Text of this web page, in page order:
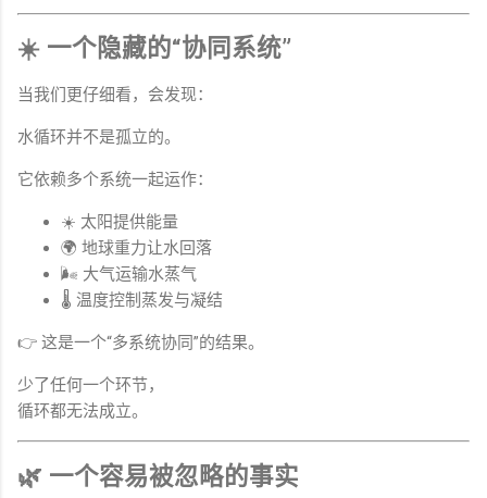
☀️ 一个隐藏的“协同系统”
当我们更仔细看，会发现：
水循环并不是孤立的。
它依赖多个系统一起运作：
☀️ 太阳提供能量
🌍 地球重力让水回落
🌬 大气运输水蒸气
🌡 温度控制蒸发与凝结
👉 这是一个“多系统协同”的结果。
少了任何一个环节，
循环都无法成立。
🌿 一个容易被忽略的事实